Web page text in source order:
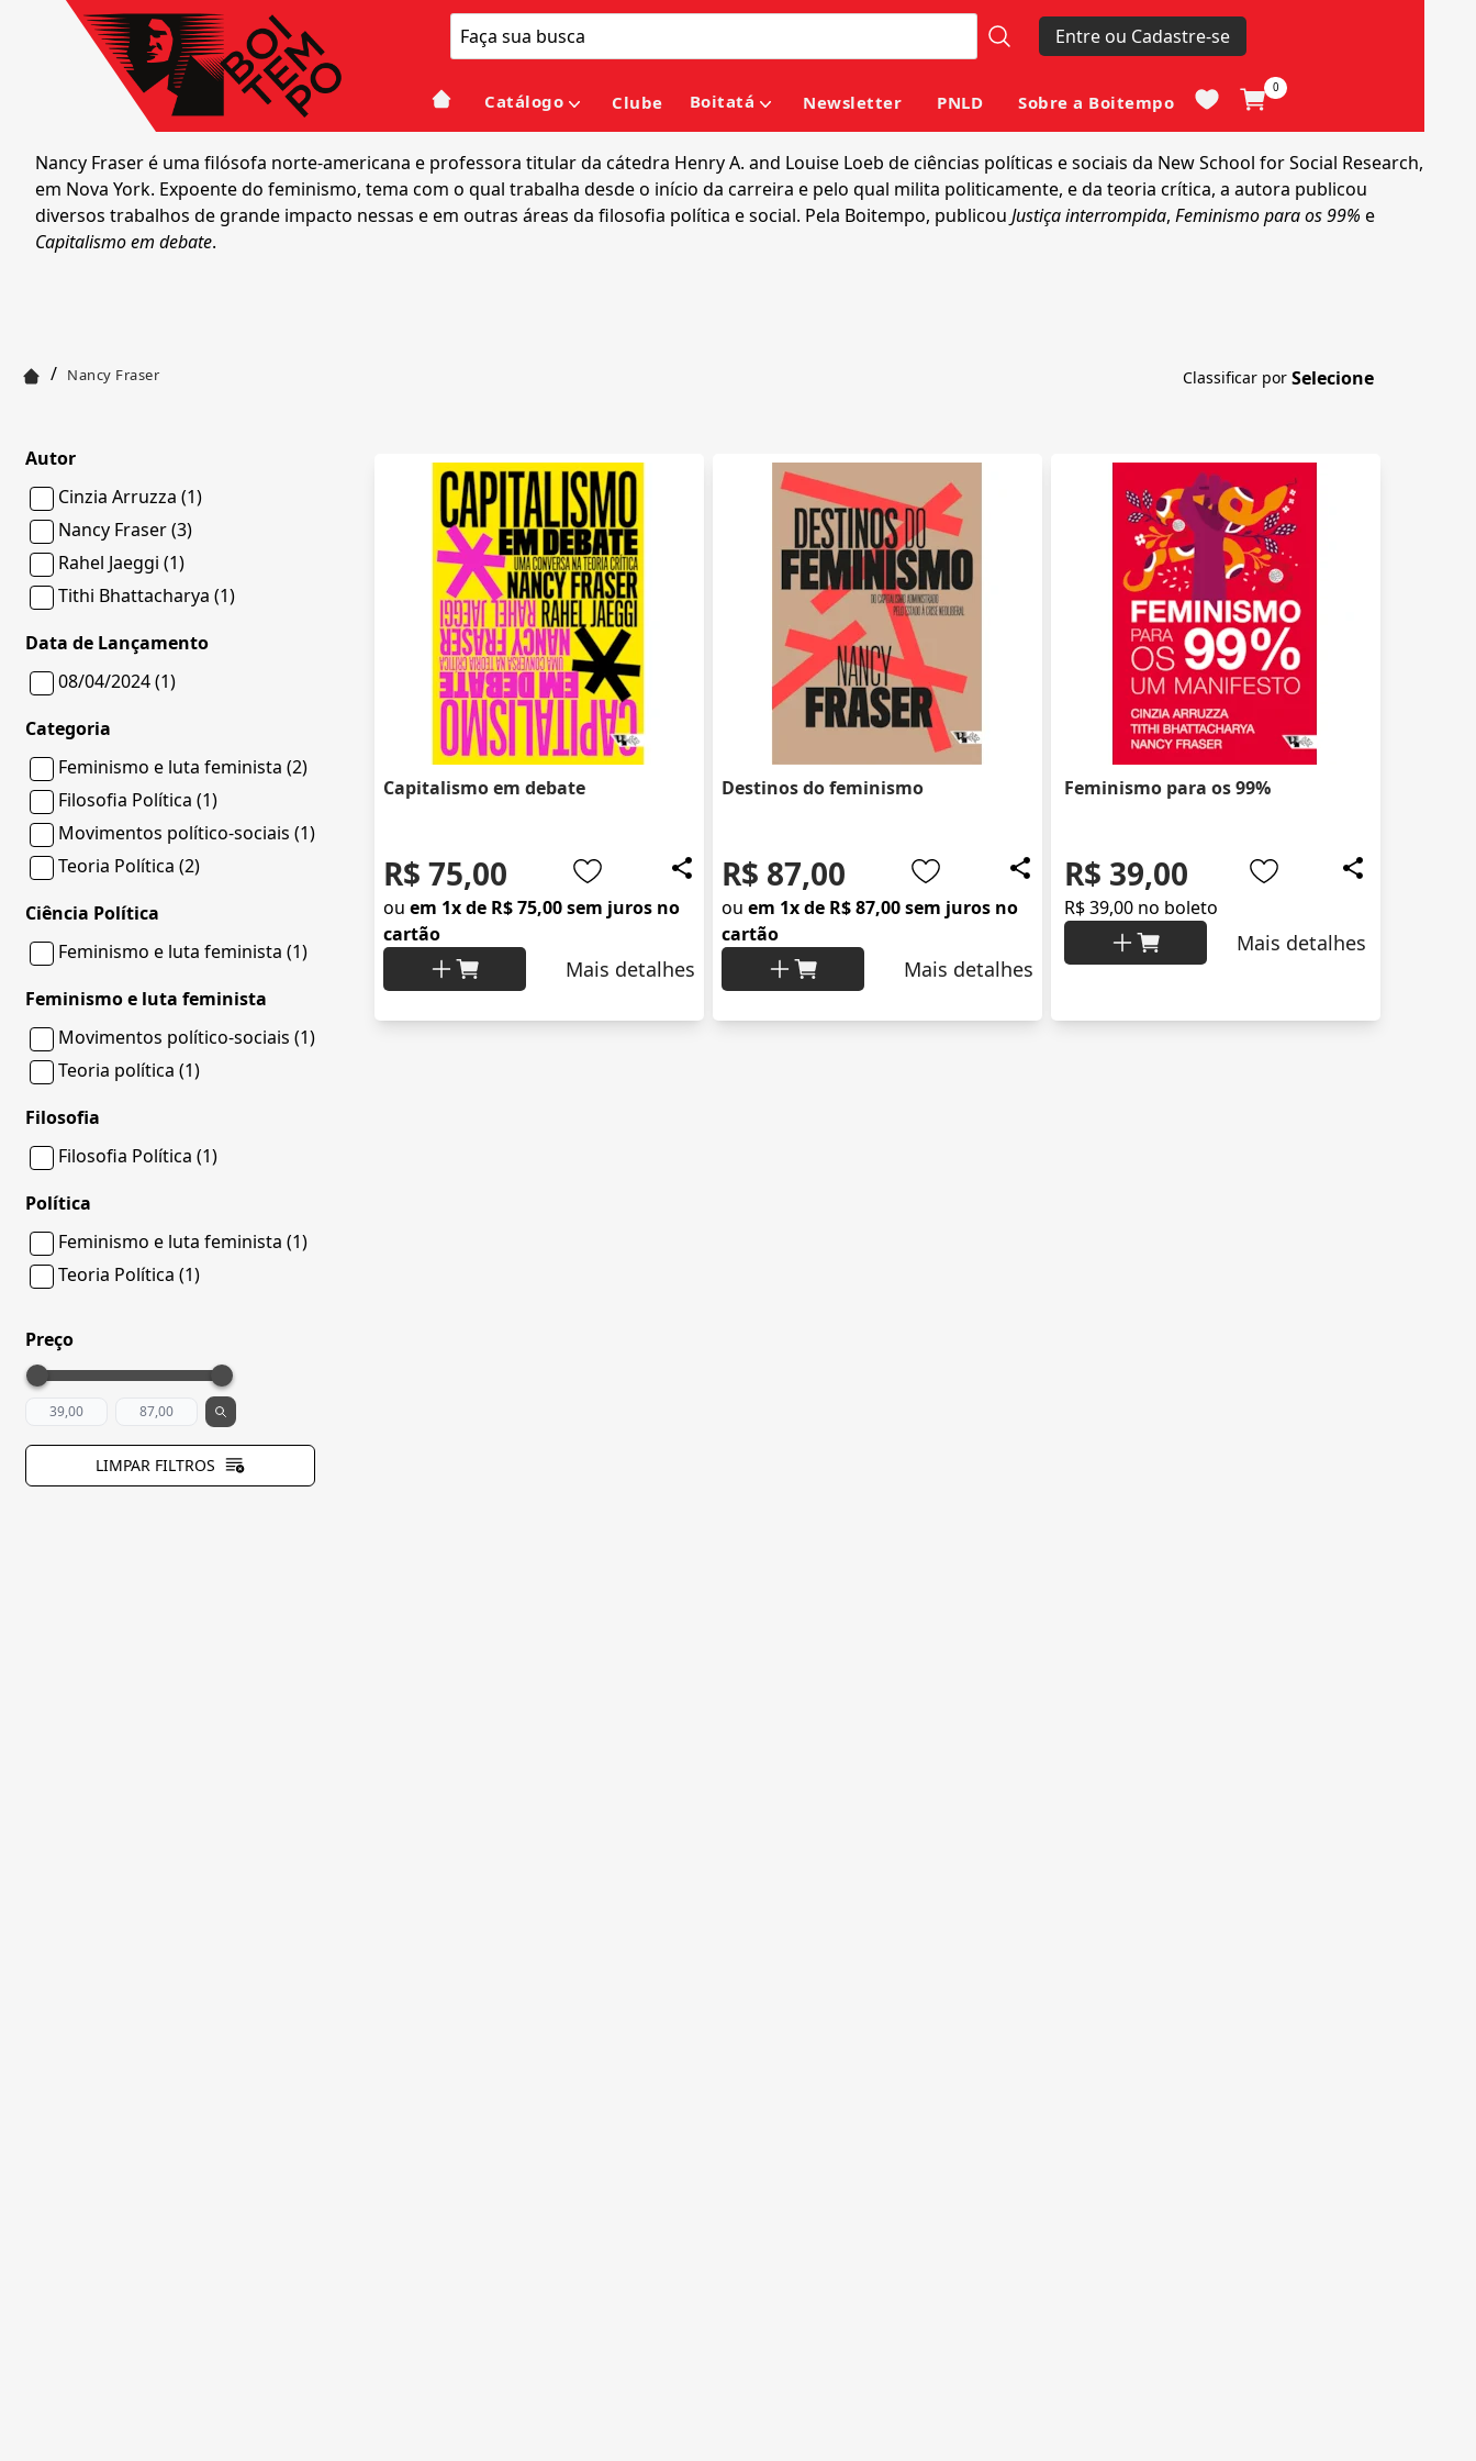
Entre ou Cadastre-se
Catálogo Clube Boitatá Newsletter PNLD Sobre a Boitempo
0
Nancy Fraser é uma filósofa norte-americana e professora titular da cátedra Henry A. and Louise Loeb de ciências políticas e sociais da New School for Social Research,
em Nova York. Expoente do feminismo, tema com o qual trabalha desde o início da carreira e pelo qual milita politicamente, e da teoria crítica, a autora publicou
diversos trabalhos de grande impacto nessas e em outras áreas da filosofia política e social. Pela Boitempo, publicou Justiça interrompida, Feminismo para os 99% e
Capitalismo em debate.
/ Nancy Fraser Classificar por
Autor
Cinzia Arruzza (1)
Nancy Fraser (3)
Rahel Jaeggi (1)
Tithi Bhattacharya (1)
Data de Lançamento
08/04/2024 (1)
Categoria
Feminismo e luta feminista (2)
Filosofia Política (1)
Movimentos político-sociais (1)
Teoria Política (2)
Ciência Política
Feminismo e luta feminista (1)
Feminismo e luta feminista
Movimentos político-sociais (1)
Teoria política (1)
Filosofia
Filosofia Política (1)
Política
Feminismo e luta feminista (1)
Teoria Política (1)
Preço
LIMPAR FILTROS
Capitalismo em debate
R$ 75,00
ou em 1x de R$ 75,00 sem juros no
cartão
Mais detalhes
Destinos do feminismo
R$ 87,00
ou em 1x de R$ 87,00 sem juros no
cartão
Mais detalhes
Feminismo para os 99%
R$ 39,00
R$ 39,00 no boleto
Mais detalhes